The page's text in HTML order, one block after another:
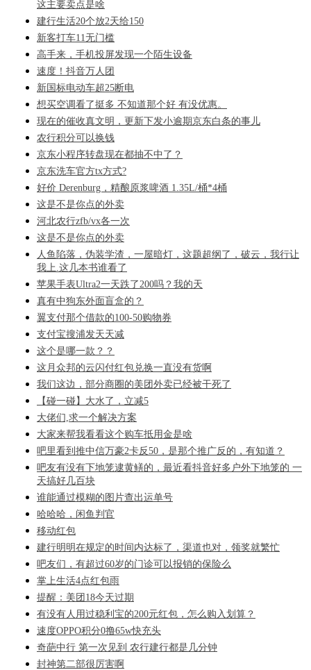
这主要卖点是啥
建行生活20个放2天给150
新客打车11无门槛
高手来，手机投屏发现一个陌生设备
速度！抖音万人团
新国标电动车超25断电
想买空调看了挺多 不知道那个好 有没优惠。
现在的催收真文明，更新下发小逾期京东白条的事儿
农行积分可以换钱
京东小程序转盘现在都抽不中了？
京东洗车官方tx方式?
好价 Derenburg，精酿原浆啤酒 1.35L/桶*4桶
这是不是你点的外卖
河北农行zfb/vx各一次
这是不是你点的外卖
人鱼陷落，伪装学渣，一屋暗灯，这题超纲了，破云，我行让
我上.这几本书谁看了
苹果手表Ultra2一天跌了200吗？我的天
真有中狗东外面盲盒的？
翼支付那个借款的100-50购物券
支付宝搜浦发天天减
这个是哪一款？？
这月众邦的云闪付红包兑换一直没有货啊
我们这边，部分商圈的美团外卖已经被干死了
【碰一碰】大水了，立减5
大佬们,求一个解决方案
大家来帮我看看这个购车抵用金是啥
吧里看到推中信万豪2卡反50，是那个推广反的，有知道？
吧友有没有下地笼逮黄鳝的，最近看抖音好多户外下地笼的 一
天搞好几百块
谁能通过模糊的图片查出运单号
哈哈哈，闲鱼判官
移动红包
建行明明在规定的时间内达标了，渠道也对，领奖就繁忙
吧友们，有超过60岁的门诊可以报销的保险么
掌上生活4点红包雨
提醒：美团18今天过期
有没有人用过稳利宝的200元红包，怎么购入划算？
速度OPPO积分0撸65w快充头
奇葩中行 第一次见到 农行建行都是几分钟
封神第二部很厉害啊